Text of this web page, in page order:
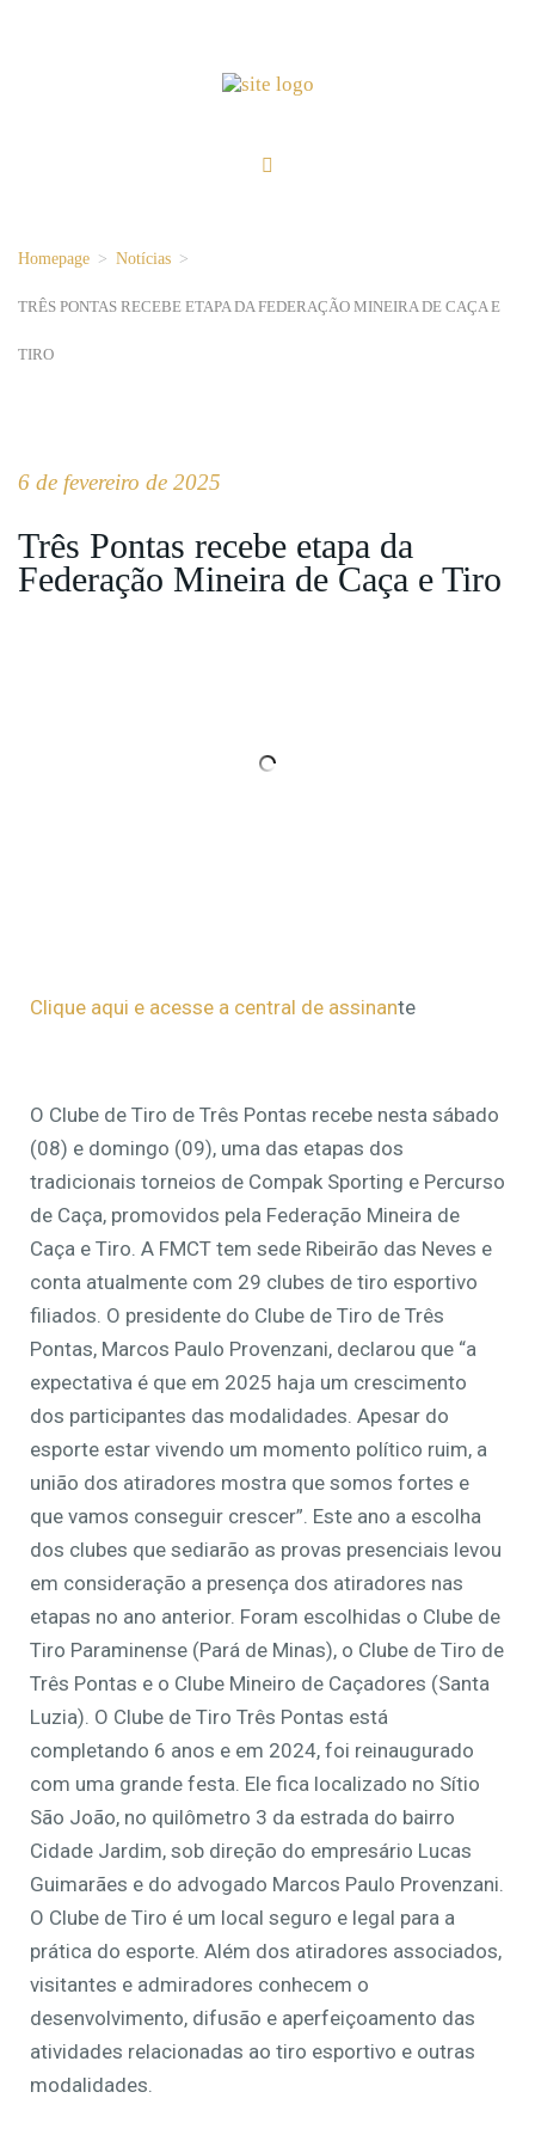
Homepage > Notícias >
TRÊS PONTAS RECEBE ETAPA DA FEDERAÇÃO MINEIRA DE CAÇA E
TIRO
6 de fevereiro de 2025
Três Pontas recebe etapa da
Federação Mineira de Caça e Tiro
Clique aqui e acesse a central de assinante
O Clube de Tiro de Três Pontas recebe nesta sábado
(08) e domingo (09), uma das etapas dos
tradicionais torneios de Compak Sporting e Percurso
de Caça, promovidos pela Federação Mineira de
Caça e Tiro. A FMCT tem sede Ribeirão das Neves e
conta atualmente com 29 clubes de tiro esportivo
filiados. O presidente do Clube de Tiro de Três
Pontas, Marcos Paulo Provenzani, declarou que “a
expectativa é que em 2025 haja um crescimento
dos participantes das modalidades. Apesar do
esporte estar vivendo um momento político ruim, a
união dos atiradores mostra que somos fortes e
que vamos conseguir crescer”. Este ano a escolha
dos clubes que sediarão as provas presenciais levou
em consideração a presença dos atiradores nas
etapas no ano anterior. Foram escolhidas o Clube de
Tiro Paraminense (Pará de Minas), o Clube de Tiro de
Três Pontas e o Clube Mineiro de Caçadores (Santa
Luzia). O Clube de Tiro Três Pontas está
completando 6 anos e em 2024, foi reinaugurado
com uma grande festa. Ele fica localizado no Sítio
São João, no quilômetro 3 da estrada do bairro
Cidade Jardim, sob direção do empresário Lucas
Guimarães e do advogado Marcos Paulo Provenzani.
O Clube de Tiro é um local seguro e legal para a
prática do esporte. Além dos atiradores associados,
visitantes e admiradores conhecem o
desenvolvimento, difusão e aperfeiçoamento das
atividades relacionadas ao tiro esportivo e outras
modalidades.